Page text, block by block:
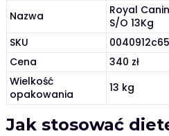
Nazwa
Royal
S/O 13Kg
SKU
Cena
340 zł
Wielkość
opakowania
13 kg
Jak stosować